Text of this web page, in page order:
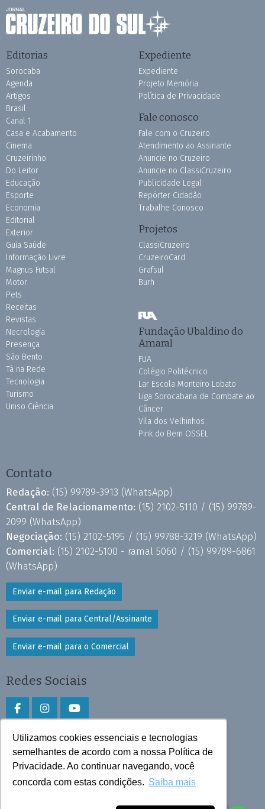
Utilizamos cookies essenciais e tecnologias
semelhantes de acordo com a nossa Política de
Privacidade. Ao continuar navegando, você
concorda com estas condições. Saiba mais
Editorias
Sorocaba
Agenda
Artigos
Brasil
Canal 1
Casa e Acabamento
Cinema
Cruzeirinho
Do Leitor
Educação
Esporte
Economia
Editorial
Exterior
Guia Saúde
Informação Livre
Magnus Futsal
Motor
Pets
Receitas
Revistas
Necrologia
Presença
São Bento
Tá na Rede
Tecnologia
Turismo
Uniso Ciência
Expediente
Expediente
Projeto Memória
Política de Privacidade
Fale conosco
Fale com o Cruzeiro
Atendimento ao Assinante
Anuncie no Cruzeiro
Anuncie no ClassiCruzeiro
Publicidade Legal
Repórter Cidadão
Trabalhe Conosco
Projetos
ClassiCruzeiro
CruzeiroCard
Grafsul
Burh
Fundação Ubaldino do
Amaral
FUA
Colégio Politécnico
Lar Escola Monteiro Lobato
Liga Sorocabana de Combate ao
Câncer
Vila dos Velhinhos
Pink do Bem OSSEL
Contato
Redação: (15) 99789-3913 (WhatsApp)
Central de Relacionamento: (15) 2102-5110 / (15) 99789-
2099 (WhatsApp)
Negociação: (15) 2102-5195 / (15) 99788-3219 (WhatsApp)
Comercial: (15) 2102-5100 - ramal 5060 / (15) 99789-6861
(WhatsApp)
Enviar e-mail para Redação
Enviar e-mail para Central/Assinante
Enviar e-mail para o Comercial
Redes Sociais
Faça download do aplicativo
Play Store e App Store